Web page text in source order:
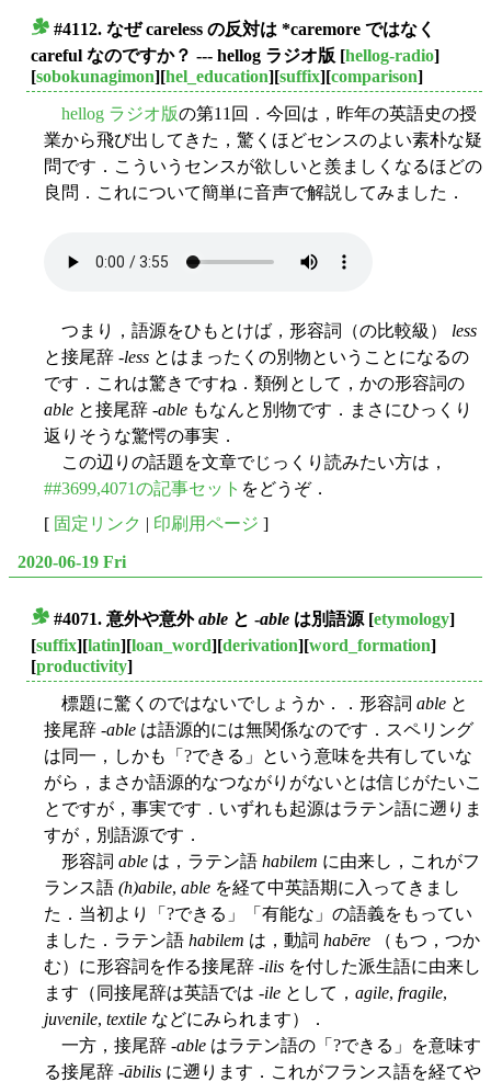
#4112. なぜ careless の反対は *caremore ではなく
careful なのですか？ --- hellog ラジオ版 [hellog-radio]
[sobokunagimon][hel_education][suffix][comparison]
hellog ラジオ版の第11回．今回は，昨年の英語史の授
業から飛び出してきた，驚くほどセンスのよい素朴な疑
問です．こういうセンスが欲しいと羨ましくなるほどの
良問．これについて簡単に音声で解説してみました．
つまり，語源をひもとけば，形容詞（の比較級） less
と接尾辞 -less とはまったくの別物ということになるの
です．これは驚きですね．類例として，かの形容詞の
able と接尾辞 -able もなんと別物です．まさにひっくり
返りそうな驚愕の事実．
この辺りの話題を文章でじっくり読みたい方は，
##3699,4071の記事セット をどうぞ．
[ 固定リンク | 印刷用ページ ]
2020-06-19 Fri
#4071. 意外や意外able と -able は別語源 [etymology]
[suffix][latin][loan_word][derivation][word_formation]
[productivity]
標題に驚くのではないでしょうか．．形容詞 able と
接尾辞 -able は語源的には無関係なのです．スペリング
は同一，しかも「?できる」という意味を共有していな
がら，まさか語源的なつながりがないとは信じがたいこ
とですが，事実です．いずれも起源はラテン語に遡りま
すが，別語源です．
形容詞 able は，ラテン語 habilem に由来し，これがフ
ランス語 (h)abile, able を経て中英語期に入ってきまし
た．当初より「?できる」「有能な」の語義をもってい
ました．ラテン語 habilem は，動詞 habēre （もつ，つか
む）に形容詞を作る接尾辞 -ilis を付した派生語に由来し
ます（同接尾辞は英語では -ile として， agile, fragile,
juvenile, textile などにみられます）．
一方，接尾辞 -able はラテン語の「?できる」を意味す
る接尾辞 -ābilis に遡ります．これがフランス語を経てや